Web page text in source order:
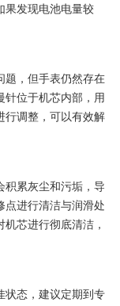
果发现电池电量较
，但手表仍然存在
针位于机芯内部，用
行调整，可以有效解
累灰尘和污垢，导
点进行清洁与润滑处
芯进行彻底清洁，
态，建议定期到专